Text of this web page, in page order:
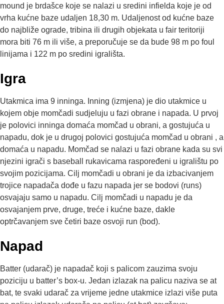
mound je brdašce koje se nalazi u sredini infielda koje je od
vrha kućne baze udaljen 18,30 m. Udaljenost od kućne baze
do najbliže ograde, tribina ili drugih objekata u fair teritoriji
mora biti 76 m ili više, a preporučuje se da bude 98 m po foul
linijama i 122 m po sredini igrališta.
Igra
Utakmica ima 9 inninga. Inning (izmjena) je dio utakmice u
kojem obje momčadi sudjeluju u fazi obrane i napada. U prvoj
je polovici inninga domaća momčad u obrani, a gostujuća u
napadu, dok je u drugoj polovici gostujuća momčad u obrani , a
domaća u napadu. Momčad se nalazi u fazi obrane kada su svi
njezini igrači s baseball rukavicama raspoređeni u igralištu po
svojim pozicijama. Cilj momčadi u obrani je da izbacivanjem
trojice napadača dođe u fazu napada jer se bodovi (runs)
osvajaju samo u napadu. Cilj momčadi u napadu je da
osvajanjem prve, druge, treće i kućne baze, dakle
optrčavanjem sve četiri baze osvoji run (bod).
Napad
Batter (udarač) je napadač koji s palicom zauzima svoju
poziciju u batter’s box-u. Jedan izlazak na palicu naziva se at
bat, te svaki udarač za vrijeme jedne utakmice izlazi više puta